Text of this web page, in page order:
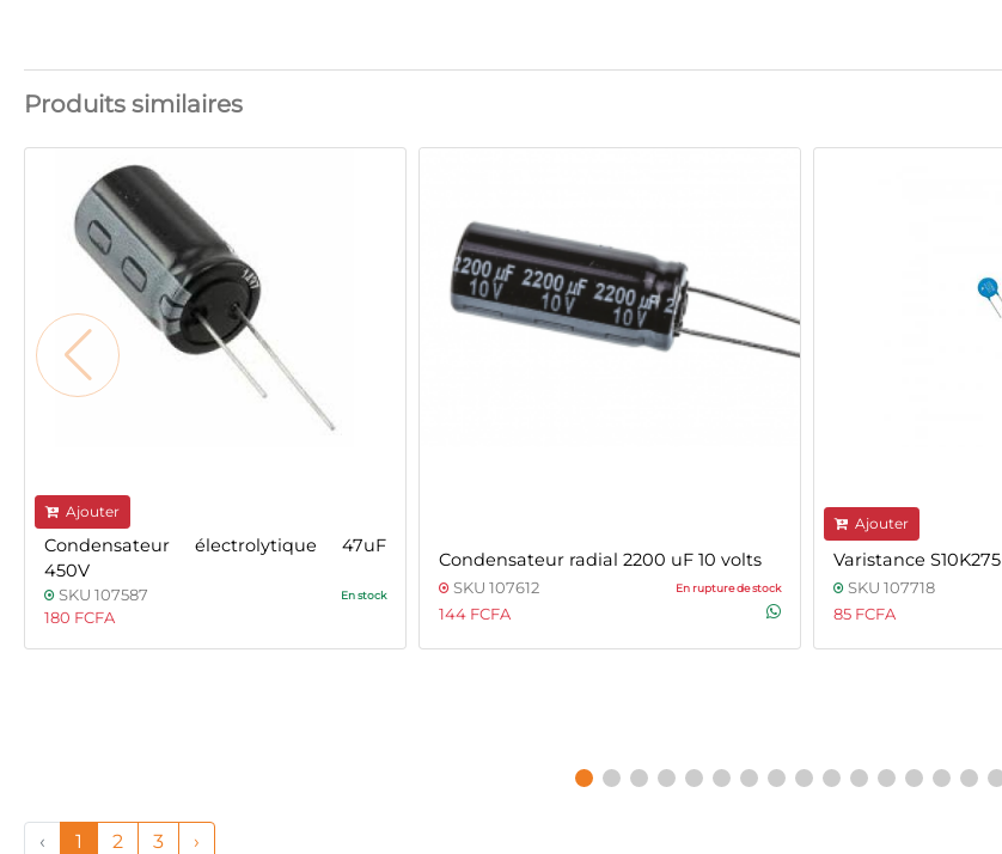
Produits similaires
Ajouter
Condensateur électrolytique 47uF
450V
SKU 107587 En stock
180 FCFA
Condensateur radial 2200 uF 10 volts
SKU 107612 En rupture de stock
144 FCFA
Ajouter
Varistance S10K275
SKU 107718
85 FCFA
‹ 1 2 3 ›